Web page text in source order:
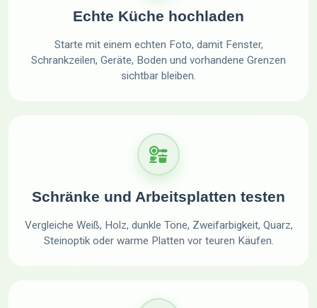
Echte Küche hochladen
Starte mit einem echten Foto, damit Fenster,
Schrankzeilen, Geräte, Boden und vorhandene Grenzen
sichtbar bleiben.
Schränke und Arbeitsplatten testen
Vergleiche Weiß, Holz, dunkle Töne, Zweifarbigkeit, Quarz,
Steinoptik oder warme Platten vor teuren Käufen.